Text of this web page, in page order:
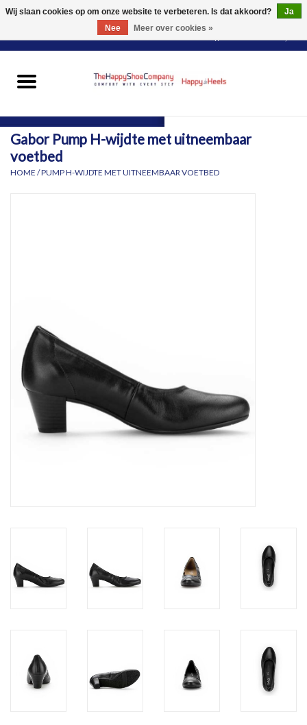
0 Artikelen - €0,00
HEREN
Gabor Pump H-wijdte met uitneembaar
voetbed
HOME /PUMP H-WIJDTE MET UITNEEMBAAR VOETBED
Wij slaan cookies op om onze website te verbeteren. Is dat akkoord?
Ja
Nee
Meer over cookies »